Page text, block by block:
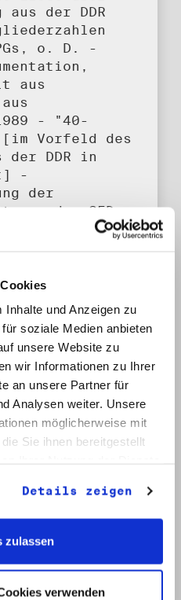
und Anzeigen zu
soziale Medien anbieten
unsere Website zu
wir Informationen zu Ihrer
an unsere Partner für
Analysen weiter. Unsere
möglicherweise mit
Sie ihnen bereitgestellt
Details zeigen
zulassen
verwenden
aus der DDR
o. D. -
aus
- "40-
[im Vorfeld des
der DDR in
-
der
der SED
24.10.1989
Tätigkeit bis